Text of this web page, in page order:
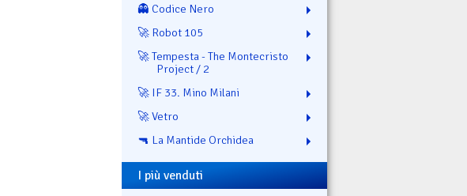
👻 Codice Nero
🚀 Robot 105
🚀 Tempesta - The Montecristo
Project / 2
🚀 IF 33. Mino Milani
🚀 Vetro
🔫 La Mantide Orchidea
I più venduti